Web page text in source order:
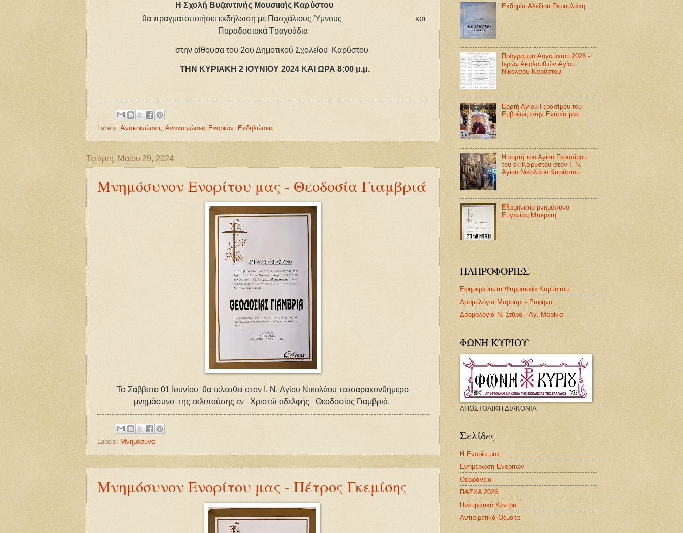
Η Σχολή Βυζαντινής Μουσικής Καρύστου
θα πραγματοποιήσει εκδήλωση με Πασχάλιους Ύμνους και
Παραδοσιακά Τραγούδια
στην αίθουσα του 2ου Δημοτικού Σχολείου Καρύστου
ΤΗΝ ΚΥΡΙΑΚΗ 2 ΙΟΥΝΙΟΥ 2024 ΚΑΙ ΩΡΑ 8:00 μ.μ.
Labels: Ανακοινώσεις, Ανακοινώσεις Ενοριών Εκδηλώσεις
Τετάρτη, Μαΐου 29, 2024
Μνημόσυνον Ενορίτου μας - Θεοδοσία Γιαμβριά
Το Σάββατο 01 Ιουνίου θα τελεσθεί στον Ι. Ν. Αγίου Νικολάου τεσσαρακονθήμερο
μνημόσυνο της εκλιπούσης εν Χριστώ αδελφής Θεοδοσίας Γιαμβριά.
Labels: Μνημόσυνα
Μνημόσυνον Ενορίτου μας - Πέτρος Γκεμίσης
Εκδημία Αλεξίου Περουλάκη
Πρόγραμμα Αυγούστου 2026 -
Ιερών Ακολουθιών Αγίου
Νικολάου Καρύστου
Εορτή Αγίου Γερασίμου του
Ευβοέως στην Ενορία μας
Η εορτή του Αγίου Γερασίμου
του εκ Καρύστου στον Ι. Ν.
Αγίου Νικολάου Καρύστου
Εξαμηνιαίο μνημόσυνο
Ευγενίας Μπερέτη
ΠΛΗΡΟΦΟΡΙΕΣ
Εφημερεύοντα Φαρμακεία Καρύστου
Δρομολόγια Μαρμάρι - Ραφήνα
Δρομολόγια Ν. Στύρα - Αγ. Μαρίνα
ΦΩΝΗ ΚΥΡΙΟΥ
ΑΠΟΣΤΟΛΙΚΗ ΔΙΑΚΟΝΙΑ
Σελίδες
Η Ενορία μας
Ενημέρωση Ενοριτών
Θεοφάνεια
ΠΑΣΧΑ 2026
Πνευματικό Κέντρο
Αντιαιρετικά Θέματα